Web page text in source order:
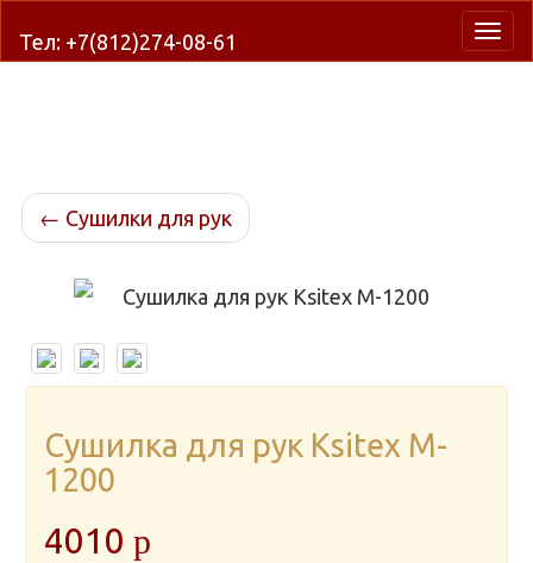
Тел: +7(812)274-08-61
← Сушилки для рук
Сушилка для рук Ksitex M-
1200
4010 p